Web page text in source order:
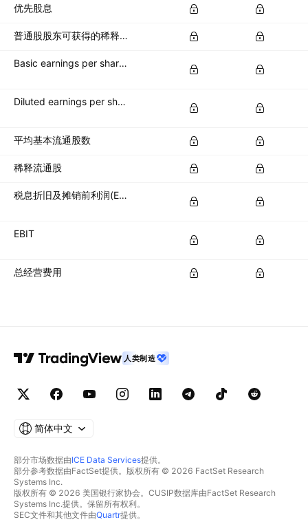
优先股息
普通股股东可获得的稀释净收入
Basic earnings per share (basic EPS)
Diluted earnings per share (diluted EPS)
平均基本流通股数
稀释流通股
税息折旧及摊销前利润(EBITDA)
EBIT
总经营费用
人类制造
简体中文
部分市场数据由ICE Data Services提供。
部分参考数据由FactSet提供。版权所有 © 2026 FactSet Research
Systems Inc.
版权所有 © 2026 美国银行家协会。CUSIP数据库由FactSet Research
Systems Inc.提供。保留所有权利。
SEC文件和其他文件由Quartr提供。